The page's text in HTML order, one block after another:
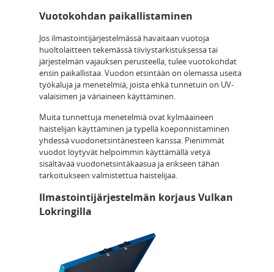
Vuotokohdan paikallistaminen
Jos ilmastointijärjestelmässä havaitaan vuotoja
huoltolaitteen tekemässä tiiviystarkistuksessa tai
järjestelmän vajauksen perusteella, tulee vuotokohdat
ensin paikallistaa. Vuodon etsintään on olemassa useita
työkaluja ja menetelmiä, joista ehkä tunnetuin on UV-
valaisimen ja väriaineen käyttäminen.
Muita tunnettuja menetelmiä ovat kylmäaineen
haistelijan käyttäminen ja typellä koeponnistaminen
yhdessä vuodonetsintänesteen kanssa. Pienimmät
vuodot löytyvät helpoimmin käyttämällä vetyä
sisältävää vuodonetsintäkaasua ja erikseen tähän
tarkoitukseen valmistettua haistelijaa.
Ilmastointijärjestelmän korjaus Vulkan
Lokringilla